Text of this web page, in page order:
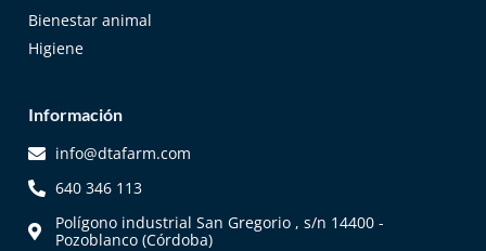
Bienestar animal
Higiene
Información
info@dtafarm.com
640 346 113
Polígono industrial San Gregorio , s/n 14400 -
Pozoblanco (Córdoba)